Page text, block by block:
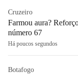
Cruzeiro
Farmou aura?
número 67
Há poucos segundos
Botafogo